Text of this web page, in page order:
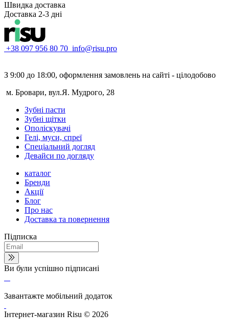
Швидка доставка
Доставка 2-3 дні
+38 097 956 80 70 info@risu.pro
З 9:00 до 18:00, оформлення замовлень на сайті - цілодобово
м. Бровари, вул.Я. Мудрого, 28
Зубні пасти
Зубні щітки
Ополіскувачі
Гелі, муси, спреї
Спеціальний догляд
Девайси по догляду
каталог
Бренди
Акції
Блог
Про нас
Доставка та повернення
Підписка
Ви були успішно підписані
Завантажте мобільний додаток
Інтернет-магазин Risu © 2026